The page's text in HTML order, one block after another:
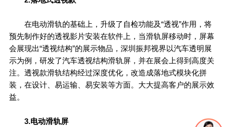
在电动滑轨的基础上，升级了自检功能及“透视”作用，将
预先制作好的透视影片安装在软件上，当滑轨屏移动时，屏幕
会展现出“透视结构”的展示物品，深圳振邦视界以汽车透明展
示为例，研发了汽车透视结构滑轨屏，并在展会上得到高度关
注。透视款滑轨结构经过深度优化，改造成落地式模块化拼
装，在设计、易运输、易安装等方面。大大提高客户的展示效
益。
3.电动滑轨屏